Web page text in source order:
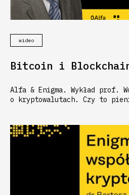
wideo
Bitcoin i
Alfa & Enigma. Wykład prof.
o kryptowalutach. Czy to